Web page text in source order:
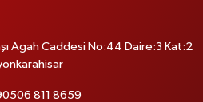
Agah Caddesi No:44 Daire:3 Kat:2
811 8659